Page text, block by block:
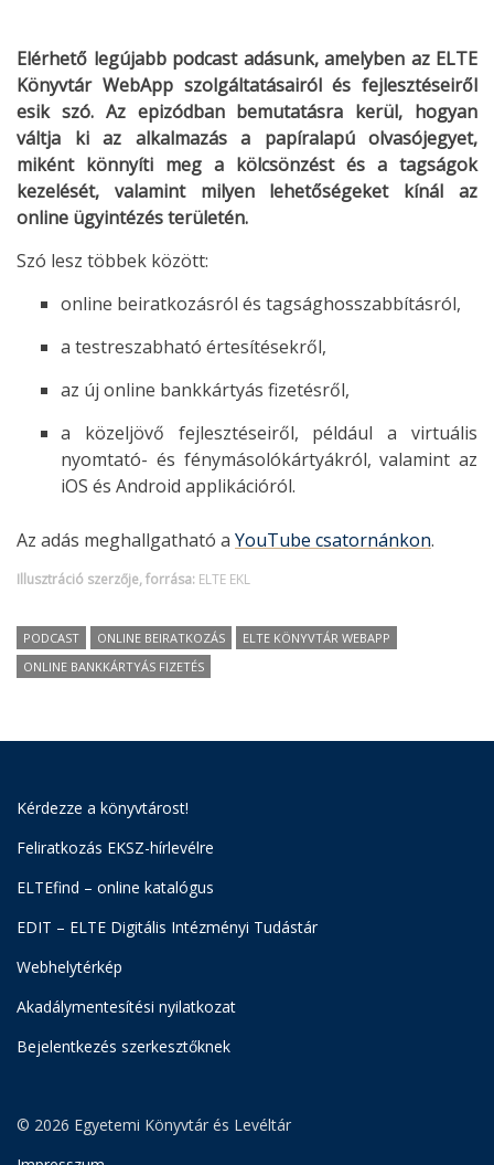
Elérhető legújabb podcast adásunk, amelyben az ELTE
Könyvtár WebApp szolgáltatásairól és fejlesztéseiről
esik szó. Az epizódban bemutatásra kerül, hogyan
váltja ki az alkalmazás a papíralapú olvasójegyet,
miként könnyíti meg a kölcsönzést és a tagságok
kezelését, valamint milyen lehetőségeket kínál az
online ügyintézés területén.
Szó lesz többek között:
online beiratkozásról és tagsághosszabbításról,
a testreszabható értesítésekről,
az új online bankkártyás fizetésről,
a közeljövő fejlesztéseiről, például a virtuális
nyomtató- és fénymásolókártyákról, valamint az
iOS és Android applikációról.
Az adás meghallgatható a YouTube csatornánkon.
Illusztráció szerzője, forrása: ELTE EKL
PODCAST ONLINE BEIRATKOZÁS
ELTE KÖNYVTÁR WEBAPP
ONLINE BANKKÁRTYÁS FIZETÉS
Kérdezze a könyvtárost!
Feliratkozás EKSZ-hírlevélre
ELTEfind – online katalógus
EDIT – ELTE Digitális Intézményi Tudástár
Webhelytérkép
Akadálymentesítési nyilatkozat
Bejelentkezés szerkesztőknek
© 2026 Egyetemi Könyvtár és Levéltár